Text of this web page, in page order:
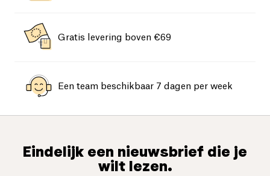
Gratis levering boven €69
Een team beschikbaar 7 dagen per week
Eindelijk een nieuwsbrief die je
wilt lezen.